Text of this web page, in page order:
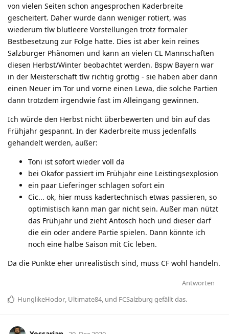
von vielen Seiten schon angesprochen Kaderbreite
gescheitert. Daher wurde dann weniger rotiert, was
wiederum tlw blutleere Vorstellungen trotz formaler
Bestbesetzung zur Folge hatte. Dies ist aber kein reines
Salzburger Phänomen und kann an vielen CL Mannschaften
diesen Herbst/Winter beobachtet werden. Bspw Bayern war
in der Meisterschaft tlw richtig grottig - sie haben aber dann
einen Neuer im Tor und vorne einen Lewa, die solche Partien
dann trotzdem irgendwie fast im Alleingang gewinnen.
Ich würde den Herbst nicht überbewerten und bin auf das
Frühjahr gespannt. In der Kaderbreite muss jedenfalls
gehandelt werden, außer:
Toni ist sofort wieder voll da
bei Okafor passiert im Frühjahr eine Leistingsexplosion
ein paar Lieferinger schlagen sofort ein
Cic... ok, hier muss kadertechnisch etwas passieren, so
optimistisch kann man gar nicht sein. Außer man nützt
das Frühjahr und zieht Antosch hoch und dieser darf
die ein oder andere Partie spielen. Dann könnte ich
noch eine halbe Saison mit Cic leben.
Da die Punkte eher unrealistisch sind, muss CF wohl handeln.
Antworten
HunglikeHodor, Ultimate84, und FCSalzburg gefällt das.